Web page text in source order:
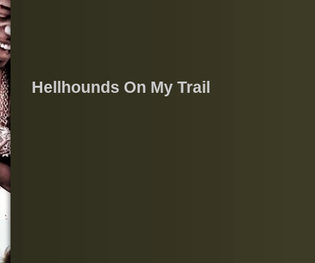
Hellhounds On My Trail